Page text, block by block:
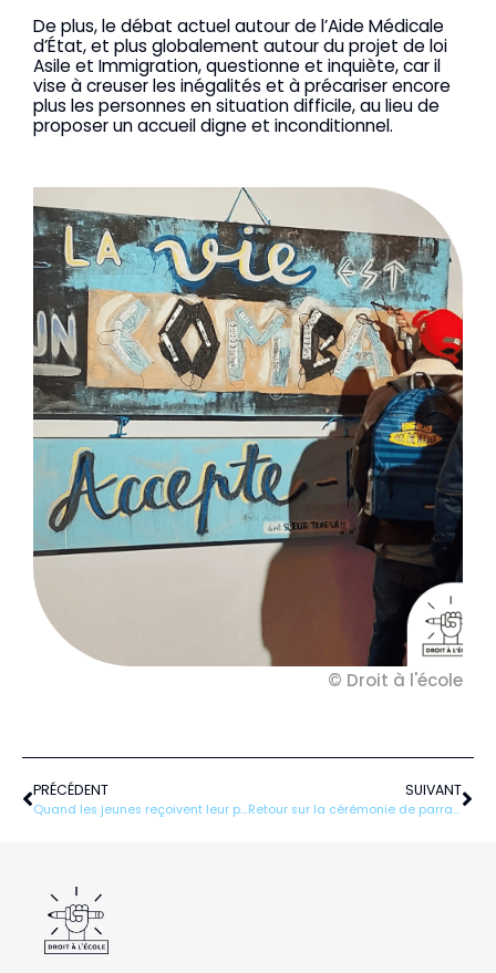
De plus, le débat actuel autour de l’Aide Médicale
d’État, et plus globalement autour du projet de loi
Asile et Immigration, questionne et inquiète, car il
vise à creuser les inégalités et à précariser encore
plus les personnes en situation difficile, au lieu de
proposer un accueil digne et inconditionnel.
© Droit à l'école
Précédent
PRÉCÉDENT
Quand les jeunes reçoivent leur premier diplôme…
SUIVANT
Retour sur la cérémonie de parrainage et marrainage à la mairie du 11ème arrondissement